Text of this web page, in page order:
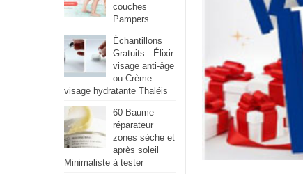
couches
Pampers
Échantillons
Gratuits : Élixir
visage anti-âge
ou Crème
visage hydratante Thaléis
60 Baume
réparateur
zones sèche et
après soleil
Minimaliste à tester